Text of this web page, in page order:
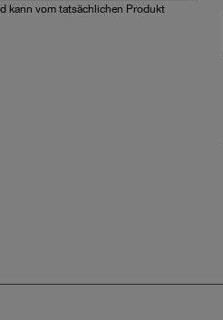
kann vom tatsächlichen Produkt